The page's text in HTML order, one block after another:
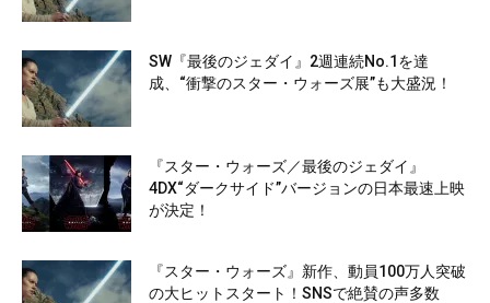
SW『最後のジェダイ』2週連続No.1を達
成、“衝撃のスター・ウォーズ展”も大盛況！
『スター・ウォーズ／最後のジェダイ』
4DX“ダークサイド”バージョンの日本最速上映
が決定！
『スター・ウォーズ』新作、動員100万人突破
の大ヒットスタート！SNSで絶賛の声多数